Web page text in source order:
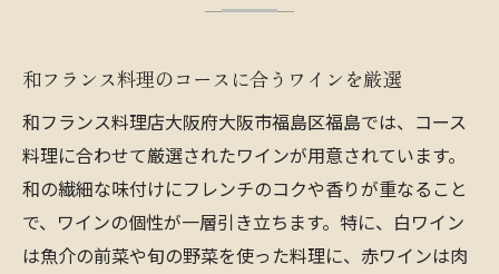
和フランス料理のコースに合うワインを厳選
和フランス料理店大阪府大阪市福島区福島では、コース
料理に合わせて厳選されたワインが用意されています。
和の繊細な味付けにフレンチのコクや香りが重なること
で、ワインの個性が一層引き立ちます。特に、白ワイン
は魚介の前菜や旬の野菜を使った料理に、赤ワインは肉